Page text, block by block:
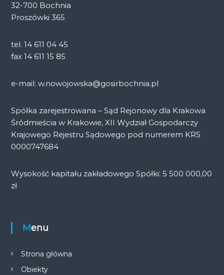
32-700 Bochnia
Proszówki 365
tel. 14 611 04 45
fax 14 611 15 85
e-mail: w.nowojowska@gosirbochnia.pl
Spółka zarejestrowana – Sąd Rejonowy dla Krakowa
Śródmieścia w Krakowie, XII Wydział Gospodarczy
Krajowego Rejestru Sądowego pod numerem KRS
0000747684
Wysokość kapitału zakładowego Spółki: 5 500 000,00
zł
Menu
Strona główna
Obiekty